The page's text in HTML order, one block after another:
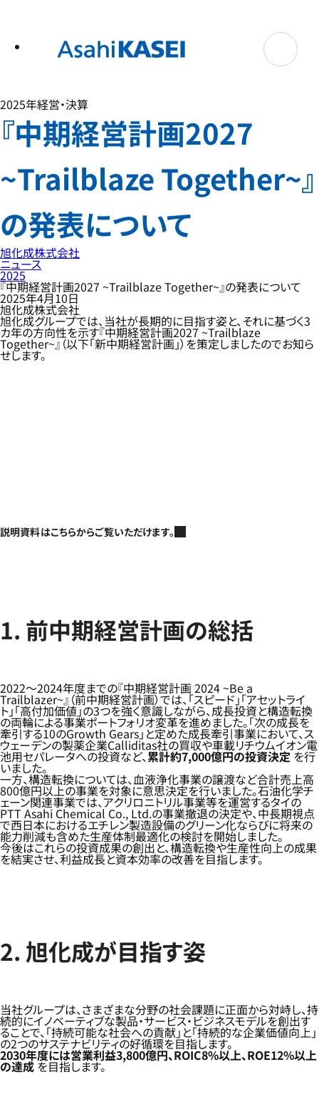
2025年経営・決算
『中期経営計画2027
~Trailblaze Together~』
の発表について
旭化成株式会社
ニュース
2025
『中期経営計画2027 ~Trailblaze Together~』の発表について
2025年4月10日
旭化成株式会社
旭化成グループでは、当社が長期的に目指す姿と、それに基づく3
カ年の方向性を示す『中期経営計画2027 ~Trailblaze
Together~』（以下「新中期経営計画」）を策定しましたのでお知ら
せします。
説明資料はこちらからご覧いただけます。
1. 前中期経営計画の総括
2022～2024年度までの『中期経営計画 2024 ~Be a
Trailblazer~』（前中期経営計画）では、「スピード」「アセットライ
ト」「高付加価値」の3つを強く意識しながら、成長投資と構造転換
の両輪による事業ポートフォリオ変革を進めました。「次の成長を
牽引する10のGrowth Gears」と定めた成長牽引事業において、ス
ウェーデンの製薬企業Calliditas社の買収や車載リチウムイオン電
池用セパレータへの投資など、累計約7,000億円の投資決定を行
いました。
一方、構造転換については、血液浄化事業の譲渡など合計売上高
800億円以上の事業を対象に意思決定を行いました。石油化学チ
ェーン関連事業では、アクリロニトリル事業等を運営するタイの
PTT Asahi Chemical Co., Ltd.の事業撤退の決定や、中長期視点
で西日本におけるエチレン製造設備のグリーン化ならびに将来の
能力削減も含めた生産体制最適化の検討を開始しました。
今後はこれらの投資成果の創出と、構造転換や生産性向上の成果
を結実させ、利益成長と資本効率の改善を目指します。
2. 旭化成が目指す姿
当社グループは、さまざまな分野の社会課題に正面から対峙し、持
続的にイノベーティブな製品・サービス・ビジネスモデルを創出す
ることで、「持続可能な社会への貢献」と「持続的な企業価値向上」
の2つのサステナビリティの好循環を目指します。
2030年度には営業利益3,800億円、ROIC8%以上、ROE12%以上
の達成を目指します。